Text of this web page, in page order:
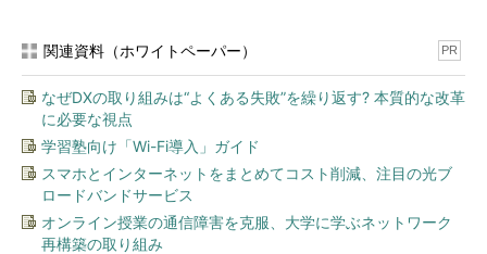
関連資料（ホワイトペーパー） PR
なぜDXの取り組みは“よくある失敗”を繰り返す? 本質的な改革
に必要な視点
学習塾向け「Wi-Fi導入」ガイド
スマホとインターネットをまとめてコスト削減、注目の光ブ
ロードバンドサービス
オンライン授業の通信障害を克服、大学に学ぶネットワーク
再構築の取り組み